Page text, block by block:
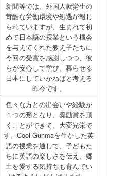
新聞等では、外国人就労生の
苛酷な労働環境や処遇が報じ
られていますが、生まれて初
めて日本語の授業という機会
を与えてくれた教え子たちに
今回の受賞を感謝しつつ、彼
らが安心して学び、暮らせる
日本にしていかねばと考える
昨今です。
色々な方との出会いや経験が
１つの形となり、奨励賞を頂
くことができて、大変光栄で
す。Cool Gunmaを生かした英
語の授業を通して、子どもた
ちに英語の楽しさを伝え、郷
土を愛する気持ちも育んでい